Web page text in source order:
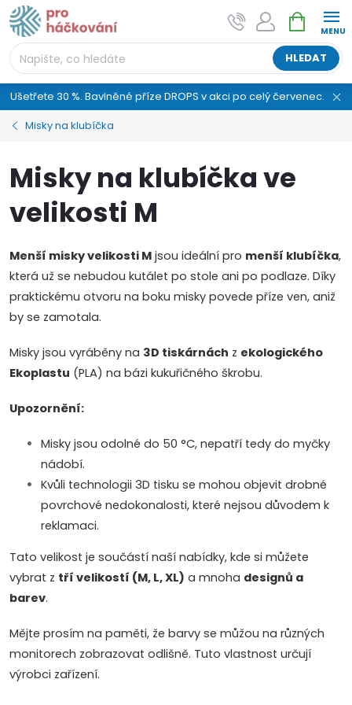
Přejít
na
obsah
HLEDAT
NÁKUPNÍ
KOŠÍK
Ušetřete 30 %. Bavlněné příze DROPS v akci po celý červenec.
Misky na klubíčka
Misky na klubíčka ve
velikosti M
Menší misky velikosti M jsou ideální pro menší klubíčka,
která už se nebudou kutálet po stole ani po podlaze. Díky
praktickému otvoru na boku misky povede příze ven, aniž
by se zamotala.
Misky jsou vyráběny na 3D tiskárnách z ekologického
Ekoplastu (PLA) na bázi kukuřičného škrobu.
Upozornění:
Misky jsou odolné do 50 °C, nepatří tedy do myčky
nádobí.
Kvůli technologii 3D tisku se mohou objevit drobné
povrchové nedokonalosti, které nejsou důvodem k
reklamaci.
Tato velikost je součástí naší nabídky, kde si můžete
vybrat z tří velikostí (M, L, XL) a mnoha designů a
barev.
Mějte prosím na paměti, že barvy se můžou na různých
monitorech zobrazovat odlišně. Tuto vlastnost určují
výrobci zařízení.
AI asistent "pani Klubíčková" –
ProHackovani.cz
Jsme e-shop s více než osmiletou tradicí a máme pro
vás připraveno více než 25 tisíc produktů. Vše skladem,
připravené k odeslání.